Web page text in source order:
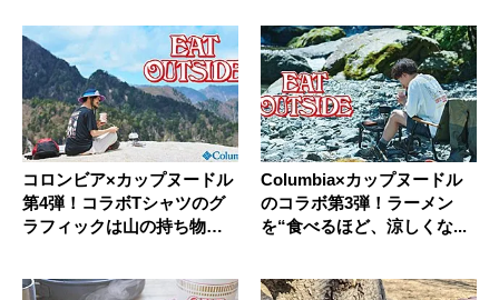
コロンビア×カップヌードル
第4弾！コラボTシャツのグ
ラフィックは山の持ち物リ
Columbia×カップヌードル
のコラボ第3弾！ラーメン
を“食べるほど、涼しくな...